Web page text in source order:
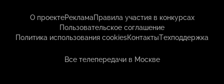
О проектеРекламаПравила участия в конкурсах
Пользовательское соглашение
Политика использования cookiesКонтактыТехподдержка
Все телепередачи в Москве